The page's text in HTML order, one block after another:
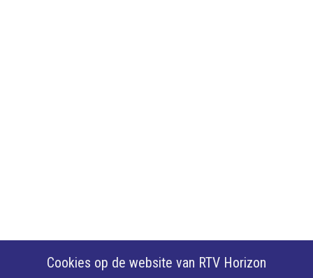
Cookies op de website van RTV Horizon